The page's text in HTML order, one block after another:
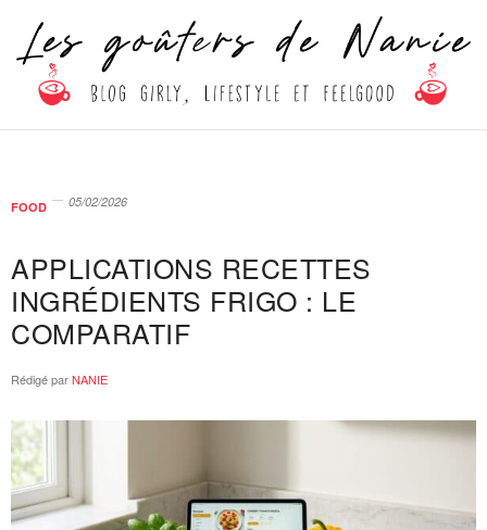
FOOD 05/02/2026
APPLICATIONS RECETTES
INGRÉDIENTS FRIGO : LE
COMPARATIF
Rédigé parNANIE